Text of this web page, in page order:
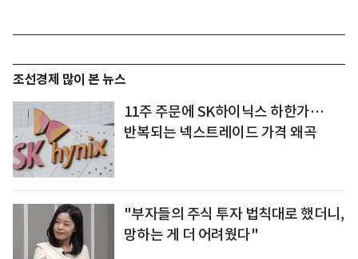
조선경제 많이 본 뉴스
11주 주문에 SK하이닉스 하한가…
반복되는 넥스트레이드 가격 왜곡
"부자들의 주식 투자 법칙대로 했더니,
망하는 게 더 어려웠다"